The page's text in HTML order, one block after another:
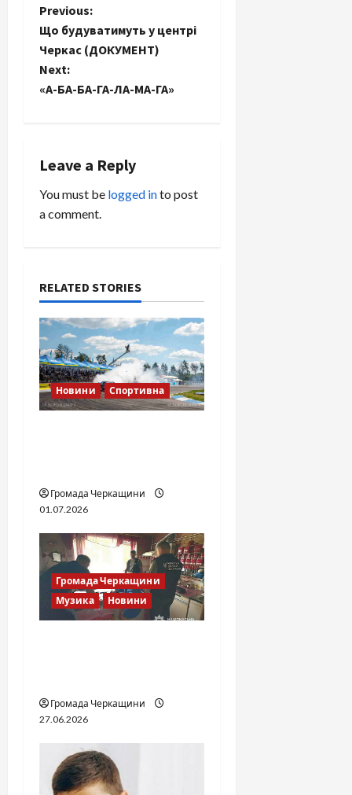
P
o
s
v
g
a
t
i
o
Previous:
Що будуватимуть у центрі
Черкас (ДОКУМЕНТ)
Next:
«А-БА-БА-ГА-ЛА-МА-ГА»
Leave a Reply
You must be logged into post
a comment.
RELATED STORIES
Новини Спортивна
Громада Черкащини
01.07.2026
Громада Черкащини
Музика
Новини
Громада Черкащини
27.06.2026